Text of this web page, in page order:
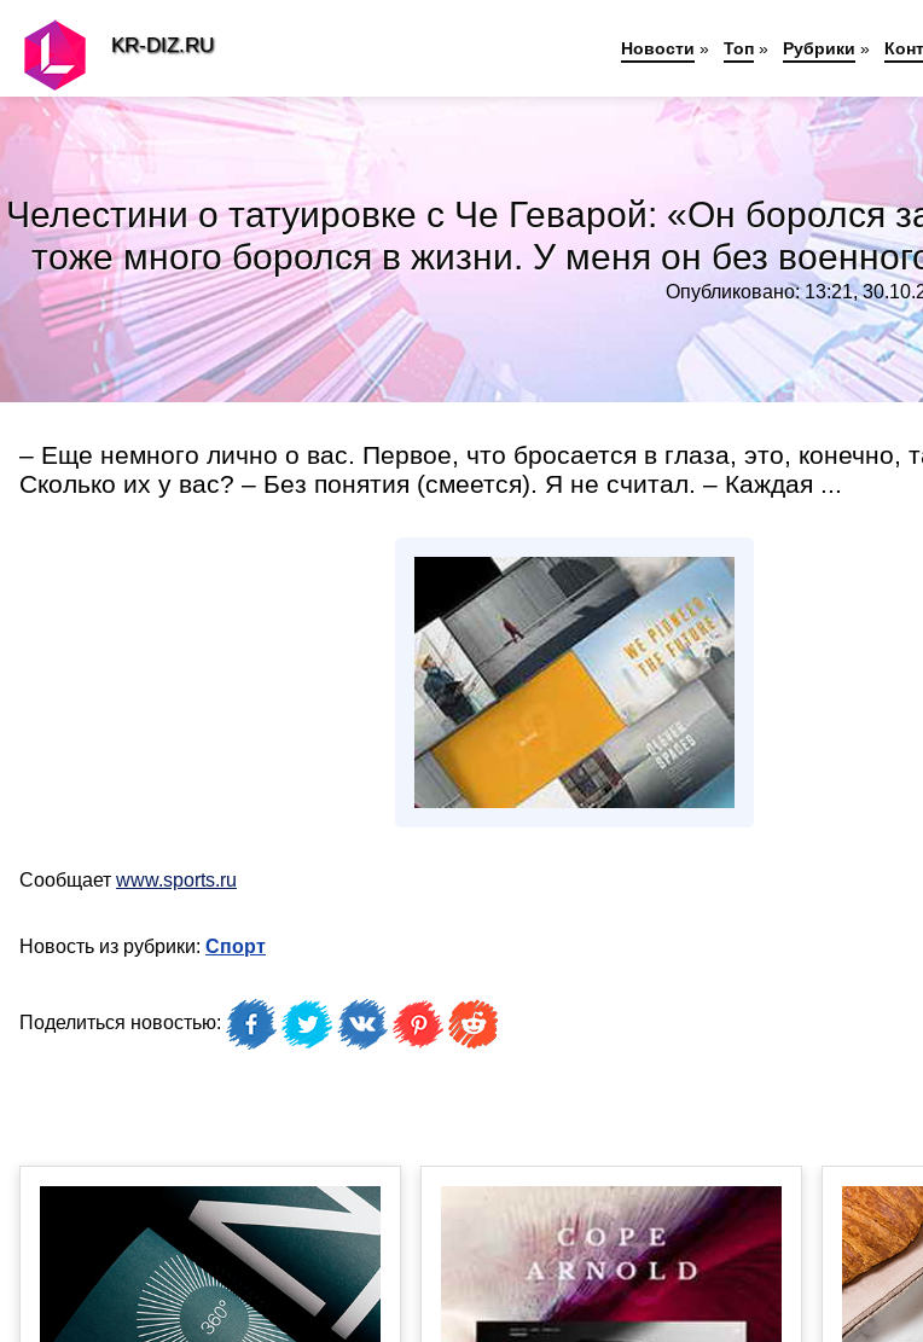
Челестини о татуировке с Че Геварой: «Он боролся
тоже много боролся в жизни. У меня он без
Опубликовано: 13:21,
– Еще немного лично о вас. Первое, что бросается в глаза, это, конечно,
Сколько их у вас? – Без понятия (смеется). Я не считал. – Каждая ...
Сообщает www.sports.ru
Новость из рубрики: Спорт
Поделиться новостью:
KR-DIZ.RU Новости » Топ » Рубрики »